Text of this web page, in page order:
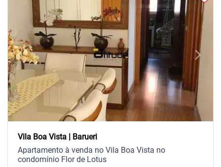
arrow_back_iosPrevious arrow_forward_iosNext
Vila Boa Vista | Barueri
Apartamento à venda no Vila Boa Vista no
condomínio Flor de Lotus